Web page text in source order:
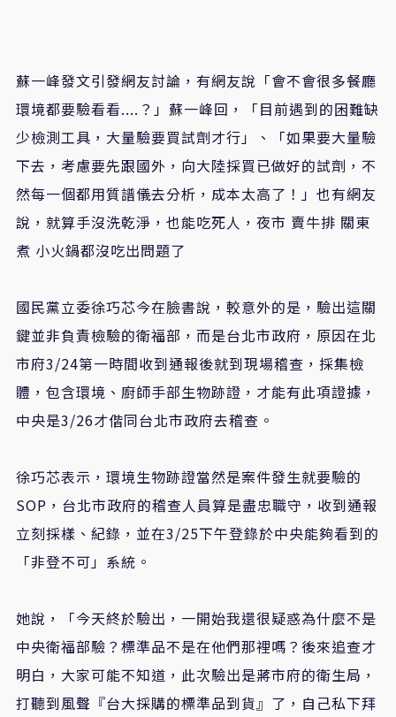
蘇一峰發文引發網友討論，有網友說「會不會很多餐廳
環境都要驗看看....？」蘇一峰回，「目前遇到的困難缺
少檢測工具，大量驗要買試劑才行」、「如果要大量驗
下去，考慮要先跟國外，向大陸採買已做好的試劑，不
然每一個都用質譜儀去分析，成本太高了！」也有網友
說，就算手沒洗乾淨，也能吃死人，夜市 賣牛排 關東
煮 小火鍋都沒吃出問題了
國民黨立委徐巧芯今在臉書說，較意外的是，驗出這關
鍵並非負責檢驗的衛福部，而是台北市政府，原因在北
市府3/24第一時間收到通報後就到現場稽查，採集檢
體，包含環境、廚師手部生物跡證，才能有此項證據，
中央是3/26才偕同台北市政府去稽查。
徐巧芯表示，環境生物跡證當然是案件發生就要驗的
SOP，台北市政府的稽查人員算是盡忠職守，收到通報
立刻採樣、紀錄，並在3/25下午登錄於中央能夠看到的
「非登不可」系統。
她說，「今天終於驗出，一開始我還很疑惑為什麼不是
中央衛福部驗？標準品不是在他們那裡嗎？後來追查才
明白，大家可能不知道，此次驗出是蔣市府的衛生局，
打聽到風聲『台大採購的標準品到貨』了，自己私下拜